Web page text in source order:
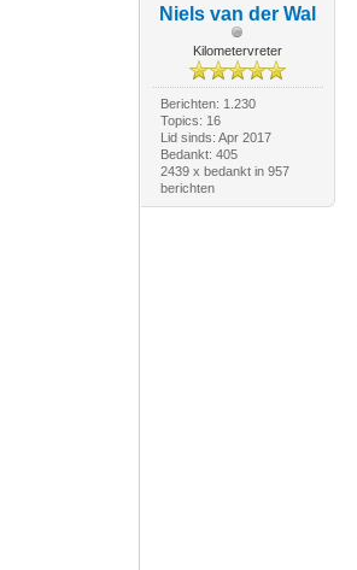
Niels van der Wal
Kilometervreter
Berichten: 1.230
Topics: 16
Lid sinds: Apr 2017
Bedankt: 405
2439 x bedankt in 957
berichten